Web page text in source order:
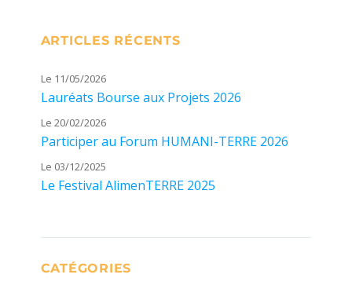
ARTICLES RÉCENTS
Le 11/05/2026
Lauréats Bourse aux Projets 2026
Le 20/02/2026
Participer au Forum HUMANI-TERRE 2026
Le 03/12/2025
Le Festival AlimenTERRE 2025
CATÉGORIES